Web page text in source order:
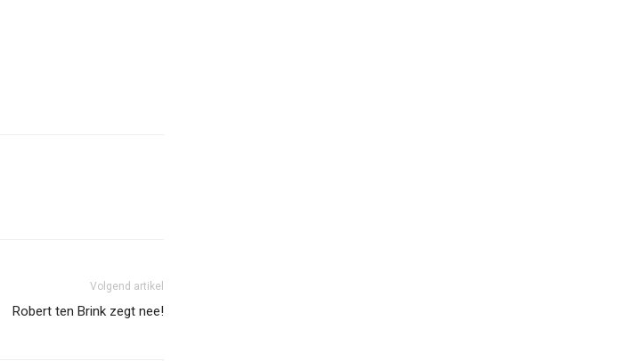
Volgend artikel
Robert ten Brink zegt nee!